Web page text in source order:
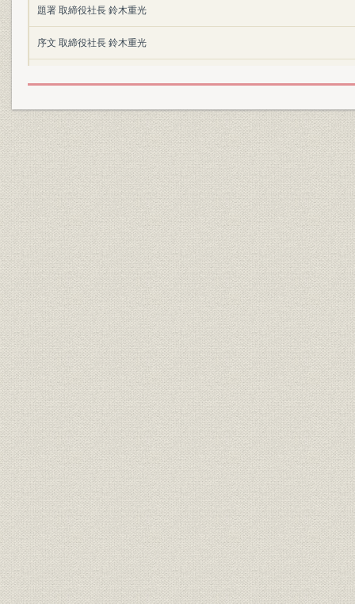
題署 取締役社長 鈴木重光
序文 取締役社長 鈴木重光